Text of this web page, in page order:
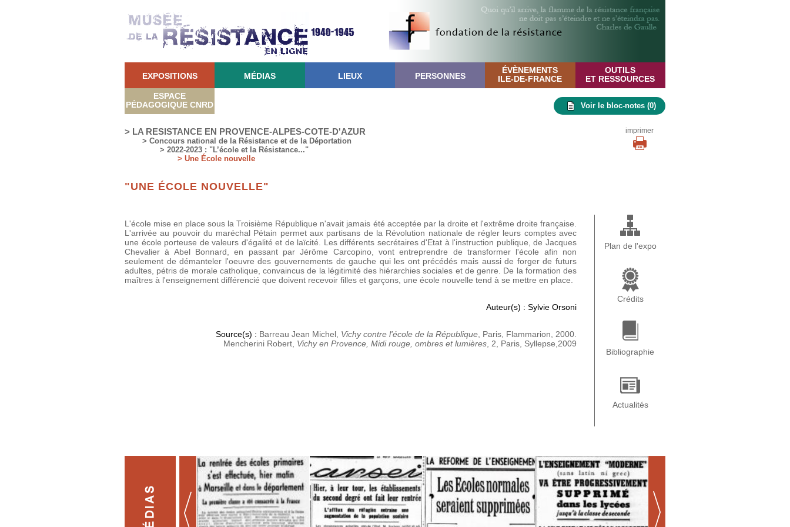
EXPOSITIONS MÉDIAS LIEUX PERSONNES
ÉVÈNEMENTS
ILE-DE-FRANCE
OUTILS
ET RESSOURCES
ESPACE
PÉDAGOGIQUE CNRD Voir le bloc-notes (0)
> LA RESISTANCE EN PROVENCE-ALPES-COTE-D'AZUR
> Concours national de la Résistance et de la Déportation
> 2022-2023 : "L’école et la Résistance..."
> Une École nouvelle
imprimer
"UNE ÉCOLE NOUVELLE"
L'école mise en place sous la Troisième République n'avait jamais été acceptée par la droite et l'extrême droite française.
L'arrivée au pouvoir du maréchal Pétain permet aux partisans de la Révolution nationale de régler leurs comptes avec
une école porteuse de valeurs d'égalité et de laïcité. Les différents secrétaires d'Etat à l'instruction publique, de Jacques
Chevalier à Abel Bonnard, en passant par Jérôme Carcopino, vont entreprendre de transformer l'école afin non
seulement de démanteler l'oeuvre des gouvernements de gauche qui les ont précédés mais aussi de forger de futurs
adultes, pétris de morale catholique, convaincus de la légitimité des hiérarchies sociales et de genre. De la formation des
maîtres à l'enseignement différencié que doivent recevoir filles et garçons, une école nouvelle tend à se mettre en place.
Auteur(s) : Sylvie Orsoni
Source(s) : Barreau Jean Michel, Vichy contre l'école de la République , Paris, Flammarion, 2000.
Mencherini Robert, Vichy en Provence, Midi rouge, ombres et lumières , 2, Paris, Syllepse,2009
Plan de l'expo
Crédits
Bibliographie
Actualités